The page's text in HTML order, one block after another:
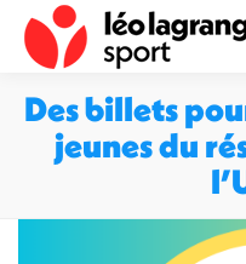
Des billets
jeunes du